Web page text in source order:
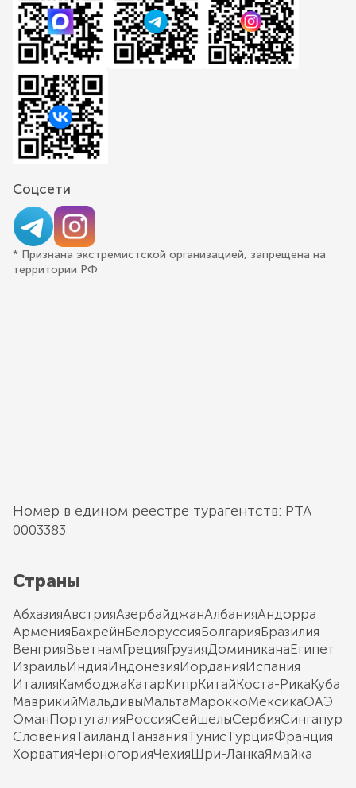
Соцсети
* Признана экстремистской организацией, запрещена на
территории РФ
Номер в едином реестре турагентств: РТА
0003383
Страны
АбхазияАвстрияАзербайджанАлбанияАндорра
АрменияБахрейнБелоруссияБолгарияБразилия
ВенгрияВьетнамГрецияГрузияДоминиканаЕгипет
ИзраильИндияИндонезияИорданияИспания
ИталияКамбоджаКатарКипрКитайКоста-РикаКуба
МаврикийМальдивыМальтаМароккоМексикаОАЭ
ОманПортугалияРоссияСейшелыСербияСингапур
СловенияТаиландТанзанияТунисТурцияФранция
ХорватияЧерногорияЧехияШри-ЛанкаЯмайка